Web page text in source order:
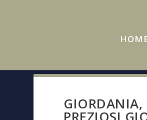
PREZIOSI